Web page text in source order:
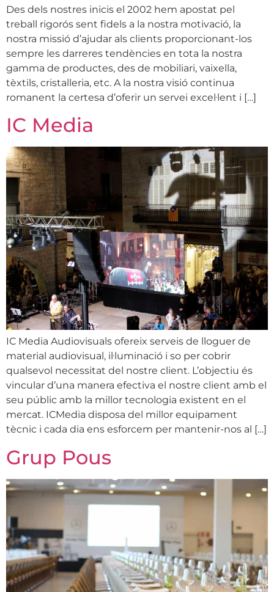
Des dels nostres inicis el 2002 hem apostat pel
treball rigorós sent fidels a la nostra motivació, la
nostra missió d’ajudar als clients proporcionant-los
sempre les darreres tendències en tota la nostra
gamma de productes, des de mobiliari, vaixella,
tèxtils, cristalleria, etc. A la nostra visió continua
romanent la certesa d’oferir un servei excel·lent i […]
IC Media
IC Media Audiovisuals ofereix serveis de lloguer de
material audiovisual, il·luminació i so per cobrir
qualsevol necessitat del nostre client. L’objectiu és
vincular d’una manera efectiva el nostre client amb el
seu públic amb la millor tecnologia existent en el
mercat. ICMedia disposa del millor equipament
tècnic i cada dia ens esforcem per mantenir-nos al […]
Grup Pous